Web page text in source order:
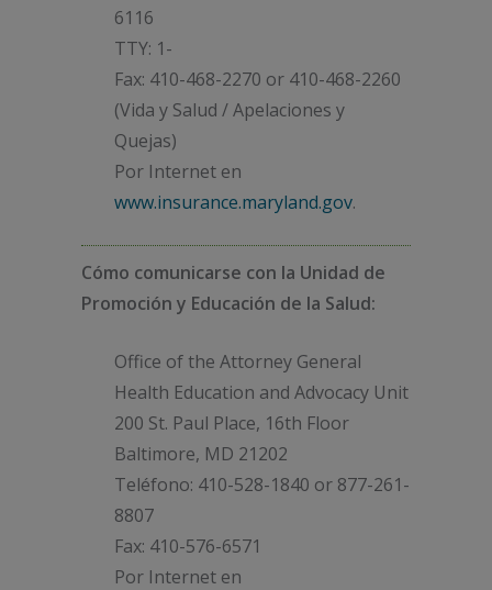
6116
TTY: 1-
Fax: 410-468-2270 or 410-468-2260
(Vida y Salud / Apelaciones y
Quejas)
Por Internet en
www.insurance.maryland.gov.
Cómo comunicarse con la Unidad de
Promoción y Educación de la Salud:
Office of the Attorney General
Health Education and Advocacy Unit
200 St. Paul Place, 16th Floor
Baltimore, MD 21202
Teléfono: 410-528-1840 or 877-261-
8807
Fax: 410-576-6571
Por Internet en